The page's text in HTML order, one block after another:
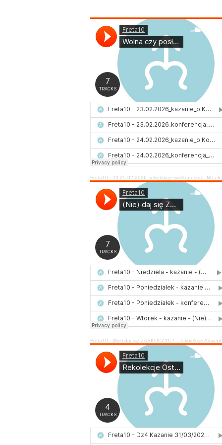
Freta10 · 23-25.02.2026_rekolekcje
Freta10 · (Nie) daj się ZASKOCZYĆ ! – rekolekcje Adwentowe 2025 – br.